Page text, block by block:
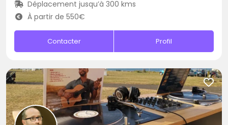
Déplacement jusqu’à 300 kms
À partir de 550€
Contacter Profil